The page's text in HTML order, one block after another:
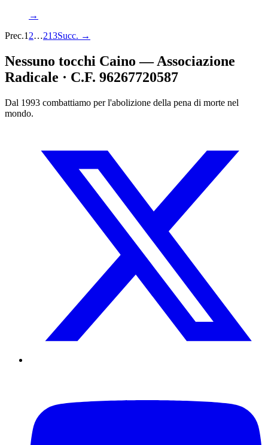
→
Prec.1 2…213Succ. →
Nessuno tocchi Caino — Associazione
Radicale · C.F. 96267720587
Dal 1993 combattiamo per l'abolizione della pena di morte nel
mondo.